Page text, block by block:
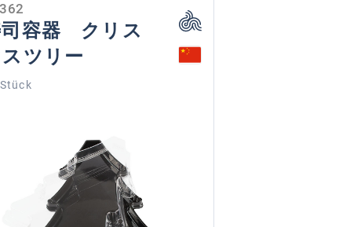
容器 クリス
ツリー